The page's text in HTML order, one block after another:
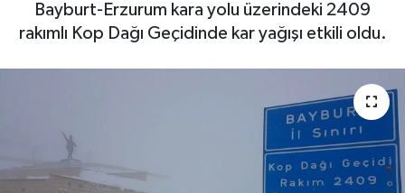
Bayburt-Erzurum kara yolu üzerindeki 2409
rakımlı Kop Dağı Geçidinde kar yağışı etkili oldu.
SPOR
EĞİTİM
ÇEVRE
Tüm Manşetler
Son Dakika Haberleri